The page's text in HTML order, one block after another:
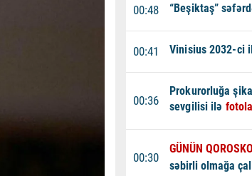
00:48 “Beşiktaş”
00:41 Vinisius 2032-ci
00:36
Prokurorluğa
sevgilisi ilə
00:30
GÜNÜN
səbirli olmağa